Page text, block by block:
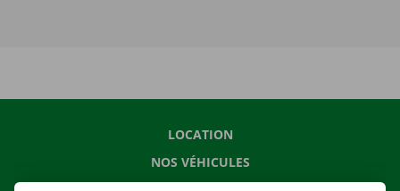
LOCATION
NOS VÉHICULES